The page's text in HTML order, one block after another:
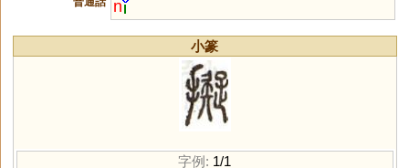
n
小篆
字例: 1/1